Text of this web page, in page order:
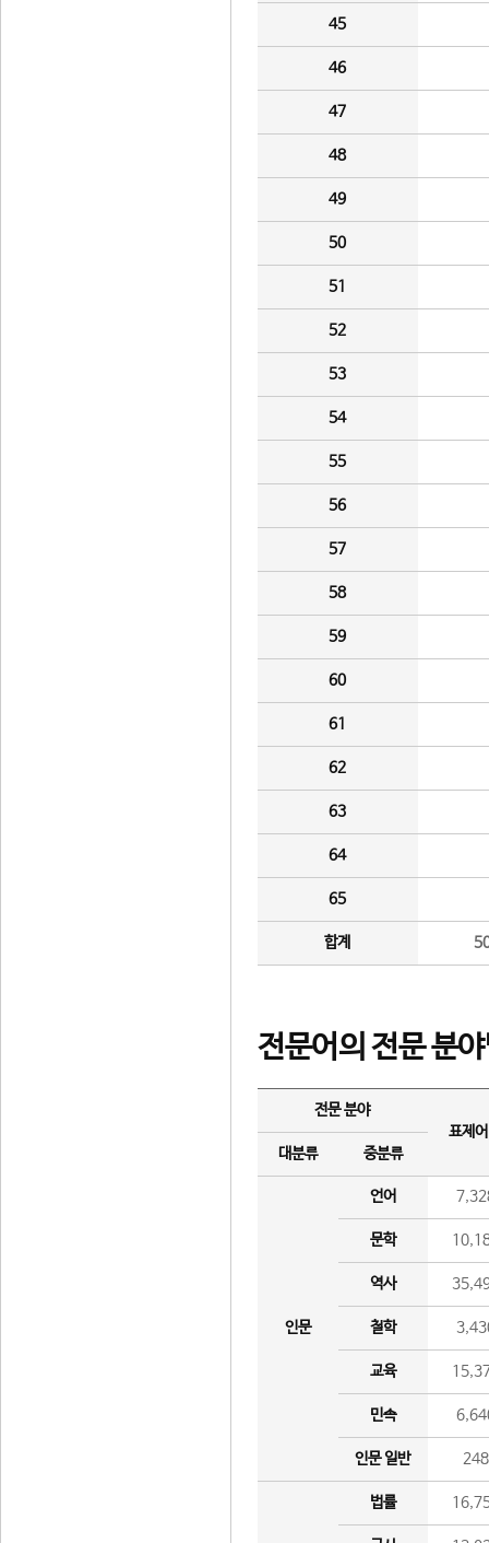
45
46
47
48
49
50
51
52
53
54
55
56
57
58
59
60
61
62
63
64
65
합계
전문어의 전문 분
전문 분야
표제
대분류
중분류
인문
언어
문학
역사
철학
교육
민속
인문 일반 248
법률